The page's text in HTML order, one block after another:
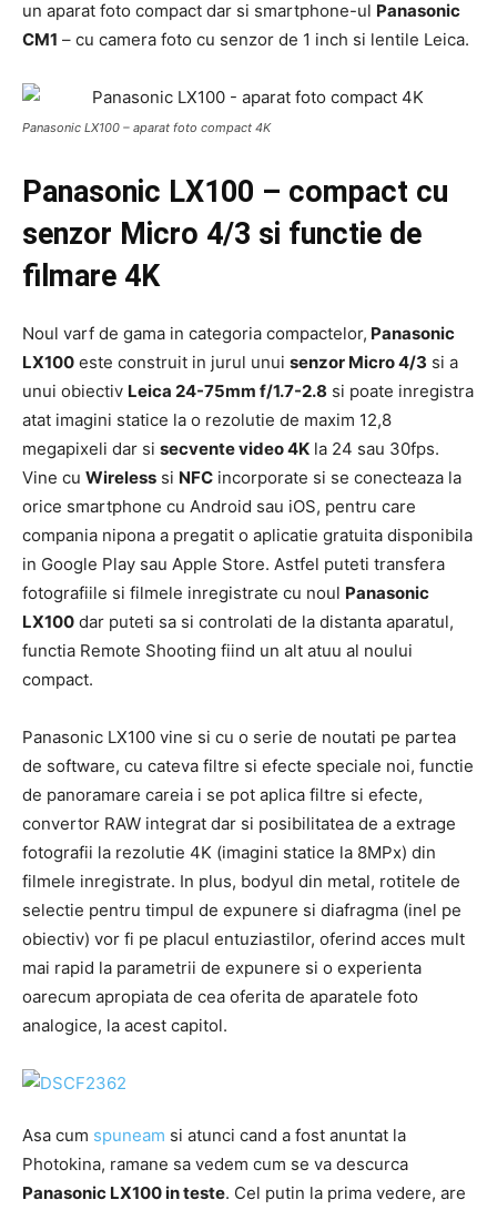
un aparat foto compact dar si smartphone-ul Panasonic
CM1 – cu camera foto cu senzor de 1 inch si lentile Leica.
Panasonic LX100 – aparat foto compact 4K
Panasonic LX100 – compact cu
senzor Micro 4/3 si functie de
filmare 4K
Noul varf de gama in categoria compactelor, Panasonic
LX100 este construit in jurul unui senzor Micro 4/3 si a
unui obiectiv Leica 24-75mm f/1.7-2.8 si poate inregistra
atat imagini statice la o rezolutie de maxim 12,8
megapixeli dar si secvente video 4K la 24 sau 30fps.
Vine cu Wireless si NFC incorporate si se conecteaza la
orice smartphone cu Android sau iOS, pentru care
compania nipona a pregatit o aplicatie gratuita disponibila
in Google Play sau Apple Store. Astfel puteti transfera
fotografiile si filmele inregistrate cu noul Panasonic
LX100 dar puteti sa si controlati de la distanta aparatul,
functia Remote Shooting fiind un alt atuu al noului
compact.
Panasonic LX100 vine si cu o serie de noutati pe partea
de software, cu cateva filtre si efecte speciale noi, functie
de panoramare careia i se pot aplica filtre si efecte,
convertor RAW integrat dar si posibilitatea de a extrage
fotografii la rezolutie 4K (imagini statice la 8MPx) din
filmele inregistrate. In plus, bodyul din metal, rotitele de
selectie pentru timpul de expunere si diafragma (inel pe
obiectiv) vor fi pe placul entuziastilor, oferind acces mult
mai rapid la parametrii de expunere si o experienta
oarecum apropiata de cea oferita de aparatele foto
analogice, la acest capitol.
Asa cum spuneam si atunci cand a fost anuntat la
Photokina, ramane sa vedem cum se va descurca
Panasonic LX100 in teste. Cel putin la prima vedere, are